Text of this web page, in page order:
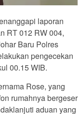
laporan
RT 012 RW 004,
Baru Polres
pengecekan
00.15 WIB.
Rose, yang
rumahnya bergeser
aduan yang